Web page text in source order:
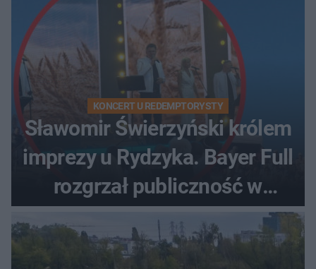
KONCERT U REDEMPTORYSTY
Sławomir Świerzyński królem
imprezy u Rydzyka. Bayer Full
rozgrzał publiczność w
Toruniu